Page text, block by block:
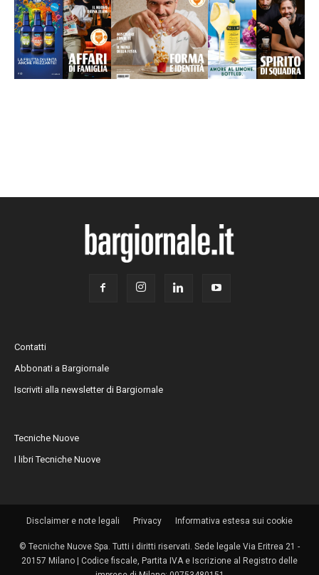
Contatti
Abbonati a Bargiornale
Iscriviti alla newsletter di Bargiornale
Tecniche Nuove
I libri Tecniche Nuove
Disclaimer e note legali Privacy Informativa estesa sui cookie
© Tecniche Nuove Spa. Tutti i diritti riservati. Sede legale Via Eritrea 21 -
20157 Milano | Codice fiscale, Partita IVA e Iscrizione al Registro delle